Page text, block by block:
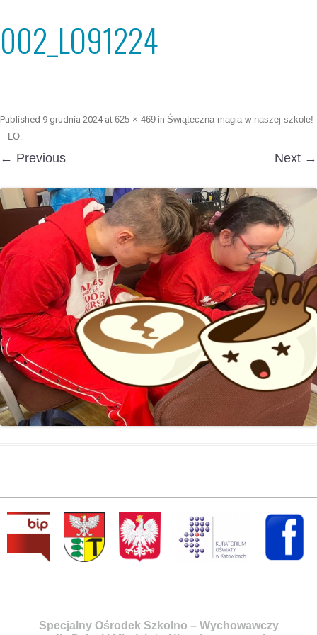
002_LO91224
Published 9 grudnia 2024at 625 × 469 in Świąteczna magia w naszej szkole!
– LO.
← Previous Next →
Specjalny Ośrodek Szkolno – Wychowawczy